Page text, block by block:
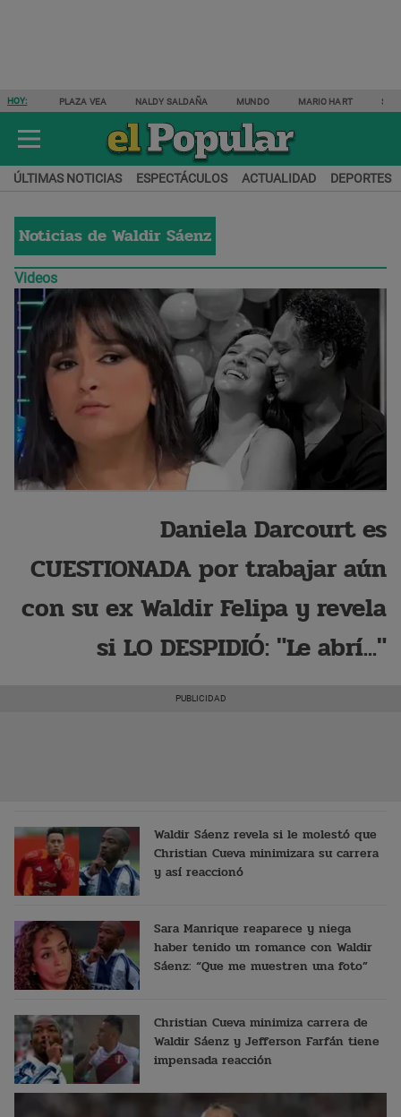
HOY: PLAZA VEA NALDY SALDAÑA MUNDO MARIO HART
ÚLTIMAS NOTICIAS ESPECTÁCULOS ACTUALIDAD DEPORTES
Noticias de Waldir Sáenz
Videos
Daniela Darcourt es
CUESTIONADA por trabajar aún
con su ex Waldir Felipa y revela
si LO DESPIDIÓ: "Le abrí..."
Waldir Sáenz revela si le molestó que
Christian Cueva minimizara su carrera
y así reaccionó
Sara Manrique reaparece y niega
haber tenido un romance con Waldir
Sáenz: “Que me muestren una foto”
Christian Cueva minimiza carrera de
Waldir Sáenz y Jefferson Farfán tiene
impensada reacción